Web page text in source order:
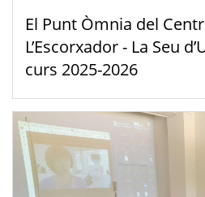
El Punt Òmnia del
L’Escorxador - La Seu
curs 2025-2026